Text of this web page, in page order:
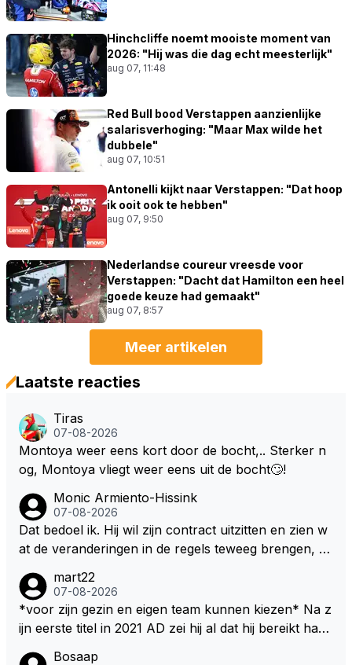
Hinchcliffe noemt mooiste moment van
2026: "Hij was die dag echt meesterlijk"
aug 07, 11:48
Red Bull bood Verstappen aanzienlijke
salarisverhoging: "Maar Max wilde het
dubbele"
aug 07, 10:51
Antonelli kijkt naar Verstappen: "Dat hoop
ik ooit ook te hebben"
aug 07, 9:50
Nederlandse coureur vreesde voor
Verstappen: "Dacht dat Hamilton een heel
goede keuze had gemaakt"
aug 07, 8:57
Meer artikelen
Laatste reacties
Tiras
07-08-2026
Montoya weer eens kort door de bocht,.. Sterker n
og, Montoya vliegt weer eens uit de bocht🙄!
Monic Armiento-Hissink
07-08-2026
Dat bedoel ik. Hij wil zijn contract uitzitten en zien w
at de veranderingen in de regels teweeg brengen, al
ijn eigen team te kiezen en zijn gezin. hij kan dan zelf
bepalen aan welke races hij mee wil doen en is ook
vaker thuis. Hij zit dan ook niet meer vast aan een c
mart22
07-08-2026
*voor zijn gezin en eigen team kunnen kiezen* Na z
ijn eerste titel in 2021 AD zei hij al dat hij bereikt had
Bosaap